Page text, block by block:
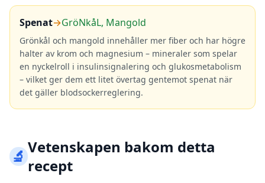
Spenat→GröNkåL, Mangold
Grönkål och mangold innehåller mer fiber och har högre
halter av krom och magnesium – mineraler som spelar
en nyckelroll i insulinsignalering och glukosmetabolism
– vilket ger dem ett litet övertag gentemot spenat när
det gäller blodsockerreglering.
🔬Vetenskapen bakom detta
recept